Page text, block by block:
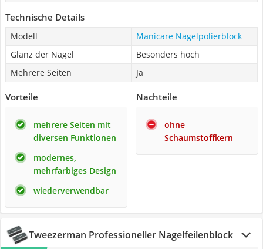
Technische Details
Modell
Manicare Nagelpolierblock
Glanz der Nägel
Besonders hoch
Mehrere Seiten
Ja
Vorteile
mehrere Seiten mit
diversen Funktionen
modernes,
mehrfarbiges Design
wiederverwendbar
Nachteile
ohne
Schaumstoffkern
Tweezerman Professioneller Nagelfeilenblock